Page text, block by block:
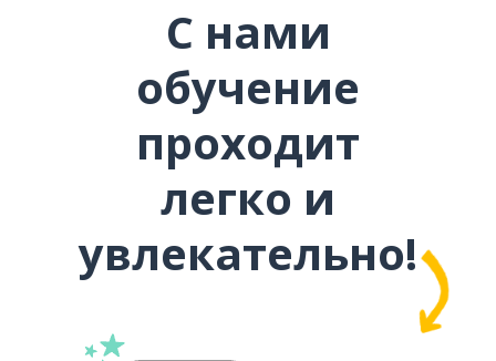
С нами
обучение
проходит
легко и
увлекательно!